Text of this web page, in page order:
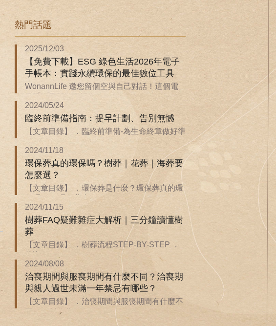
熱門話題
2025/12/03
【免費下載】ESG 綠色生活2026年電子
手帳本：實踐永續環保的最佳數位工具
WonannLife 邀您留個空與自己對話！這個電
2024/05/24
臨終前準備指南：提早計劃、告別無憾
【文章目錄】 ．臨終前準備-為生命終章做好準
2024/11/18
環保葬真的環保嗎？樹葬｜花葬｜海葬要
怎麼選？
【文章目錄】 ．環保葬是什麼？環保葬真的環
保嗎？ ．環保葬也...
2024/11/15
樹葬FAQ疑難雜症大解析｜三分鐘讀懂樹
葬
【文章目錄】 ．樹葬流程STEP-BY-STEP ．
2024/08/08
治喪期間與服喪期間有什麼不同？治喪期
與親人過世未滿一年禁忌有哪些？
【文章目錄】 ．治喪期間與服喪期間有什麼不
同？ ．治喪期...